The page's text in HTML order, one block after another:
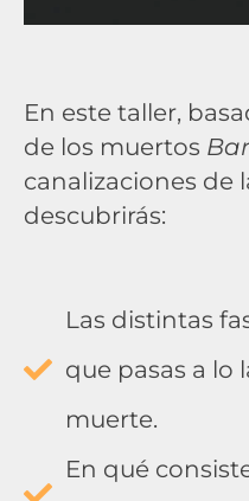
En este taller,
de los muertos
canalizaciones de
descubrirás:
Las distintas
que pasas a lo
muerte.
En qué